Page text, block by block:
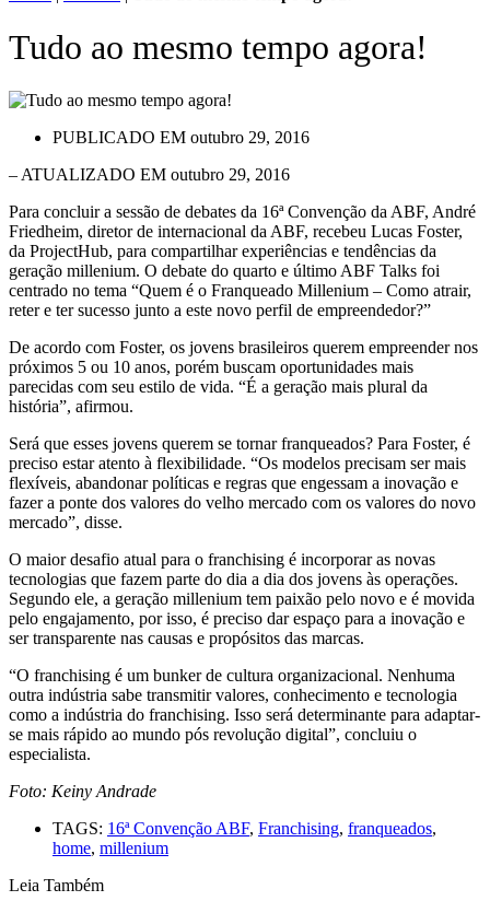
Tudo ao mesmo tempo agora!
PUBLICADO EM outubro 29, 2016
– ATUALIZADO EM outubro 29, 2016
Para concluir a sessão de debates da 16ª Convenção da ABF, André
Friedheim, diretor de internacional da ABF, recebeu Lucas Foster,
da ProjectHub, para compartilhar experiências e tendências da
geração millenium. O debate do quarto e último ABF Talks foi
centrado no tema “Quem é o Franqueado Millenium – Como atrair,
reter e ter sucesso junto a este novo perfil de empreendedor?”
De acordo com Foster, os jovens brasileiros querem empreender nos
próximos 5 ou 10 anos, porém buscam oportunidades mais
parecidas com seu estilo de vida. “É a geração mais plural da
história”, afirmou.
Será que esses jovens querem se tornar franqueados? Para Foster, é
preciso estar atento à flexibilidade. “Os modelos precisam ser mais
flexíveis, abandonar políticas e regras que engessam a inovação e
fazer a ponte dos valores do velho mercado com os valores do novo
mercado”, disse.
O maior desafio atual para o franchising é incorporar as novas
tecnologias que fazem parte do dia a dia dos jovens às operações.
Segundo ele, a geração millenium tem paixão pelo novo e é movida
pelo engajamento, por isso, é preciso dar espaço para a inovação e
ser transparente nas causas e propósitos das marcas.
“O franchising é um bunker de cultura organizacional. Nenhuma
outra indústria sabe transmitir valores, conhecimento e tecnologia
como a indústria do franchising. Isso será determinante para adaptar-
se mais rápido ao mundo pós revolução digital”, concluiu o
especialista.
Foto: Keiny Andrade
TAGS: 16ª Convenção ABF, Franchising, franqueados,
home, millenium
Leia Também